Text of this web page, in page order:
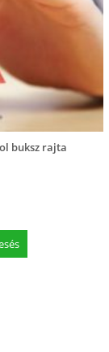
buksz rajta